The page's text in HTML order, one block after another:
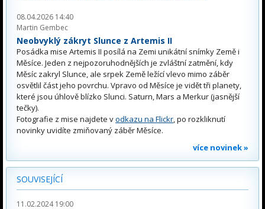
08.04.2026 14:40
Martin Gembec
Neobvyklý zákryt Slunce z Artemis II
Posádka mise Artemis II posílá na Zemi unikátní snímky Země i
Měsíce. Jeden z nejpozoruhodnějších je zvláštní zatmění, kdy
Měsíc zakryl Slunce, ale srpek Země ležící vlevo mimo záběr
osvětlil část jeho povrchu. Vpravo od Měsíce je vidět tři planety,
které jsou úhlově blízko Slunci. Saturn, Mars a Merkur (jasnější
tečky).
Fotografie z mise najdete vodkazu na Flickr, po rozkliknutí
novinky uvidíte zmiňovaný záběr Měsíce.
více novinek »
SOUVISEJÍCÍ
11.02.2024 19:00